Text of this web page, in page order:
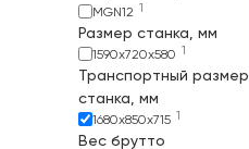
MGN12 1
Размер станка, мм
1590х720х580 1
Транспортный размер
станка, мм
1680х850х715 1
Вес брутто